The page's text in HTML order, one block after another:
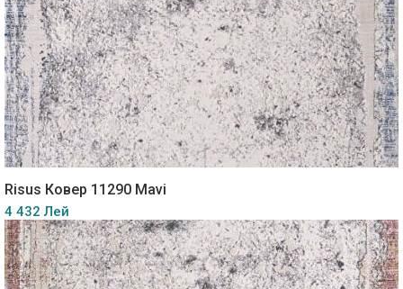
Risus Ковер 11290 Mavi
4 432 Лей